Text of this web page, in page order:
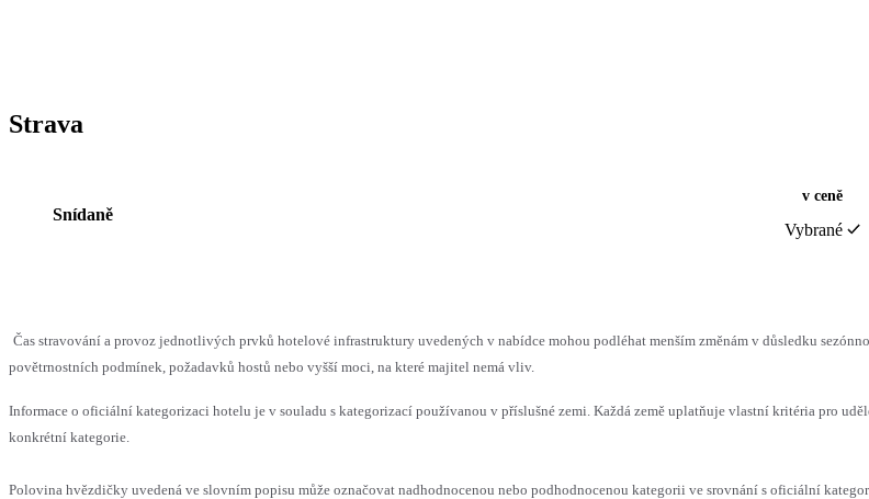
Strava
Snídaně
v ceně
Vybrané
Čas stravování a provoz jednotlivých prvků hotelové infrastruktury uvedených v nabídce mohou podléhat menším změnám v důsledku
povětrnostních podmínek, požadavků hostů nebo vyšší moci, na které majitel nemá vliv.
Informace o oficiální kategorizaci hotelu je v souladu s kategorizací používanou v příslušné zemi. Každá země uplatňuje vlastní kritéria pro
konkrétní kategorie.
Polovina hvězdičky uvedená ve slovním popisu může označovat nadhodnocenou nebo podhodnocenou kategorii ve srovnání s oficiální